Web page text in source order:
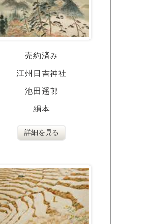
売約済み
江州日吉神社
池田遥邨
絹本
詳細を見る